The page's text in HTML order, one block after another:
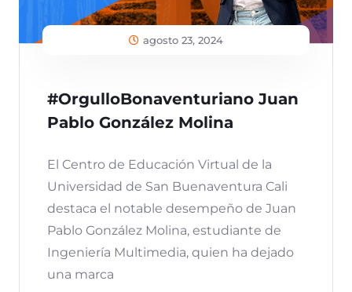
agosto 23, 2024
#OrgulloBonaventuriano Juan
Pablo González Molina
El Centro de Educación Virtual de la
Universidad de San Buenaventura Cali
destaca el notable desempeño de Juan
Pablo González Molina, estudiante de
Ingeniería Multimedia, quien ha dejado
una marca